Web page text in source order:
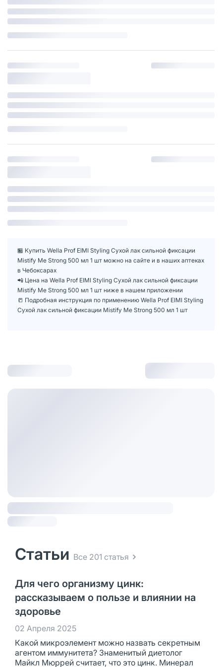
🏪 Купить Wella Prof EIMI Styling Сухой лак сильной фиксации
Mistify Me Strong 500 мл 1 шт можно на сайте и в наших аптеках
в Чебоксарах
📲 Цена на Wella Prof EIMI Styling Сухой лак сильной фиксации
Mistify Me Strong 500 мл 1 шт ниже в нашем приложении
📒 Подробная инструкция по применению Wella Prof EIMI Styling
Сухой лак сильной фиксации Mistify Me Strong 500 мл 1 шт
Статьи Все 201 статья
Для чего организму цинк:
рассказываем о пользе и влиянии на
здоровье
02 Апреля 2025
Какой микроэлемент можно назвать секретным
агентом иммунитета? Знаменитый диетолог
Майкл Мюррей считает, что это цинк. Минерал